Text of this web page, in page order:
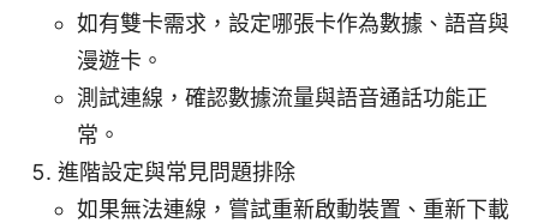
如有雙卡需求，設定哪張卡作為數據、語音與
漫遊卡。
測試連線，確認數據流量與語音通話功能正
常。
進階設定與常見問題排除
如果無法連線，嘗試重新啟動裝置、重新下載